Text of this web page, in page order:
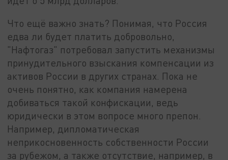
Что ещё важно знать? Понимая, что Россия
едва ли будет платить добровольно,
"Нафтогаз" потребовал запустить механизмы
принудительного взыскания компенсации из
активов России в других странах. Пока не
очень понятно, как компания намерена
добиваться такой конфискации, ведь
юридически в этом вопросе много препон.
Например, дипломатическая
неприкосновенность собственности России
за рубежом, а также отсутствие, например, в